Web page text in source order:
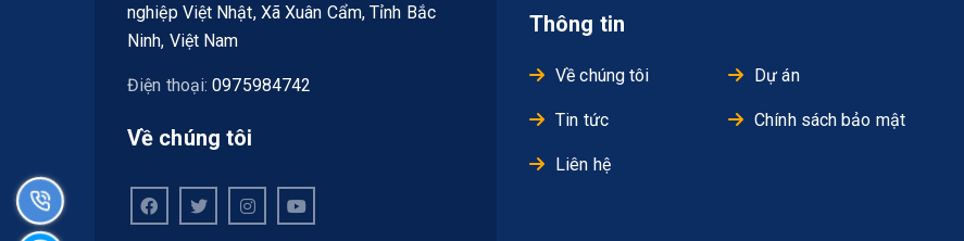
nghiệp Việt Nhật, Xã Xuân Cẩm, Tỉnh Bắc
Ninh, Việt Nam
Điện thoại:0975984742
Về chúng tôi
Thông tin
Về chúng tôi Dự án
Tin tức Chính sách bảo mật
Liên hệ